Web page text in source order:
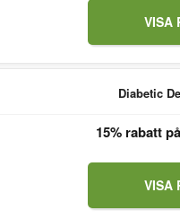
VISA
Diabetic
15% rabatt
VISA